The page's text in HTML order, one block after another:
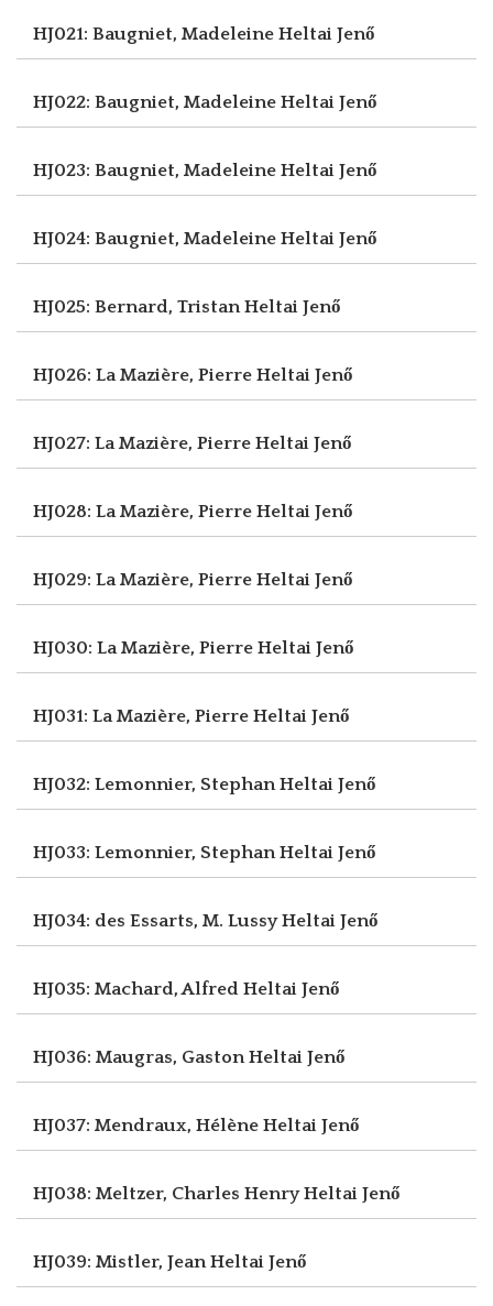
HJ021: Baugniet, Madeleine Heltai Jenő
HJ022: Baugniet, Madeleine Heltai Jenő
HJ023: Baugniet, Madeleine Heltai Jenő
HJ024: Baugniet, Madeleine Heltai Jenő
HJ025: Bernard, TristanHeltai Jenő
HJ026: La Mazière, Pierre Heltai Jenő
HJ027: La Mazière, Pierre Heltai Jenő
HJ028: La Mazière, Pierre Heltai Jenő
HJ029: La Mazière, Pierre Heltai Jenő
HJ030: La Mazière, Pierre Heltai Jenő
HJ031: La Mazière, Pierre Heltai Jenő
HJ032: Lemonnier, StephanHeltai Jenő
HJ033: Lemonnier, StephanHeltai Jenő
HJ034: des Essarts, M. LussyHeltai Jenő
HJ035: Machard, Alfred Heltai Jenő
HJ036: Maugras, GastonHeltai Jenő
HJ037: Mendraux, Hélène Heltai Jenő
HJ038: Meltzer, Charles HenryHeltai Jenő
HJ039: Mistler, JeanHeltai Jenő